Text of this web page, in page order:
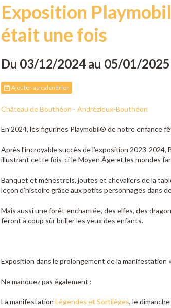
Exposition
était une fois
Du 03/12/2024 au 05/01/2025
Ajouter au calendrier
Château de Bouthéon - Andrézieux-Bouthéon
En 2024, les figurines Playmobil® de notre enfance
Après l’incroyable succès de l’exposition 2023-
illustrant cette fois-ci le Moyen Âge et les mondes
Banquet et ménestrels, joutes et chevaliers de la
leçon d’histoire grâce aux petits personnages dans
Mais aussi une forêt enchantée, des elfes, des
feront à coup sûr briller les yeux des enfants.
Exposition dans le prolongement de la manifestation
Ne manquez pas également :
La manifestation Légendes et Sortilèges, le